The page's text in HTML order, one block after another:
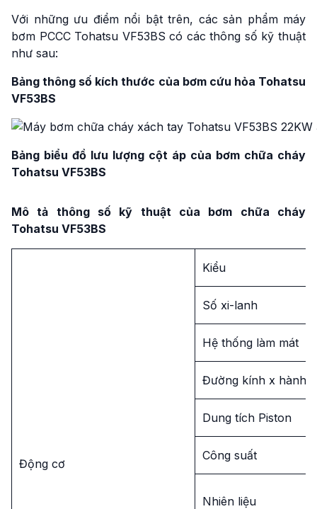
Với những ưu điểm nổi bật trên, các sản phẩm máy
bơm PCCC Tohatsu VF53BS có các thông số kỹ thuật
như sau:
Bảng thông số kích thước của bơm cứu hỏa Tohatsu
VF53BS
Bảng biểu đồ lưu lượng cột áp của bơm chữa cháy
Tohatsu VF53BS
Mô tả thông số kỹ thuật của bơm chữa cháy
Tohatsu VF53BS
Động cơ
Kiểu
Số xi-lanh
Hệ thống làm mát
Đường kính x hành
Dung tích Piston
Công suất
Nhiên liệu